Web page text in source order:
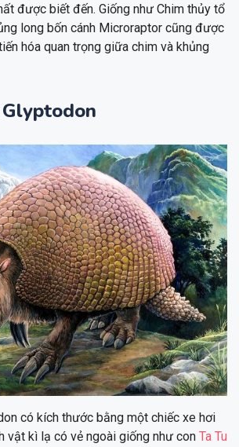
được biết đến. Giống như Chim thủy tổ
long bốn cánh Microraptor cũng được
hóa quan trọng giữa chim và khủng
có kích thước bằng một chiếc xe hơi
vật kì lạ có vẻ ngoài giống như con Ta Tu